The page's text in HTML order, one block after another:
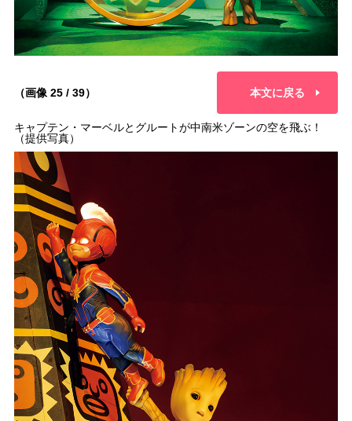
（画像 25 / 39） 本文に戻る
キャプテン・マーベルとグルートが中南米ゾーンの空を飛ぶ！
（提供写真）